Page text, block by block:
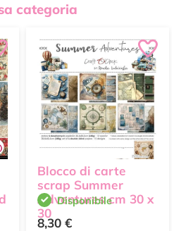
categoria
Blocco di carte
scrap Summer
Adventures cm 30 x
30
Disponibile
8,30 €